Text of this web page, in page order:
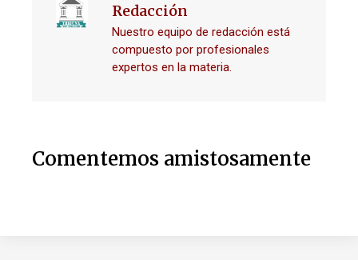
Redacción
Nuestro equipo de redacción está
compuesto por profesionales
expertos en la materia.
Comentemos amistosamente